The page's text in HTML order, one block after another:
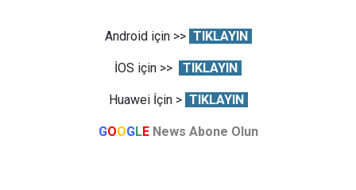
Android için >> TIKLAYIN
İOS için >> TIKLAYIN
Huawei İçin > TIKLAYIN
GOOGLE News Abone Olun